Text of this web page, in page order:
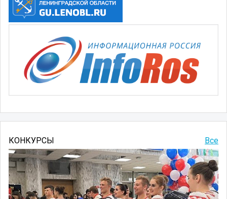
Все
КОНКУРСЫ